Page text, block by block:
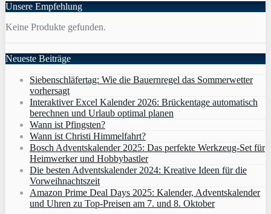
Unsere Empfehlung
Keine Produkte gefunden.
Neueste Beiträge
Siebenschläfertag: Wie die Bauernregel das Sommerwetter
vorhersagt
Interaktiver Excel Kalender 2026: Brückentage automatisch
berechnen und Urlaub optimal planen
Wann ist Pfingsten?
Wann ist Christi Himmelfahrt?
Bosch Adventskalender 2025: Das perfekte Werkzeug-Set für
Heimwerker und Hobbybastler
Die besten Adventskalender 2024: Kreative Ideen für die
Vorweihnachtszeit
Amazon Prime Deal Days 2025: Kalender, Adventskalender
und Uhren zu Top-Preisen am 7. und 8. Oktober